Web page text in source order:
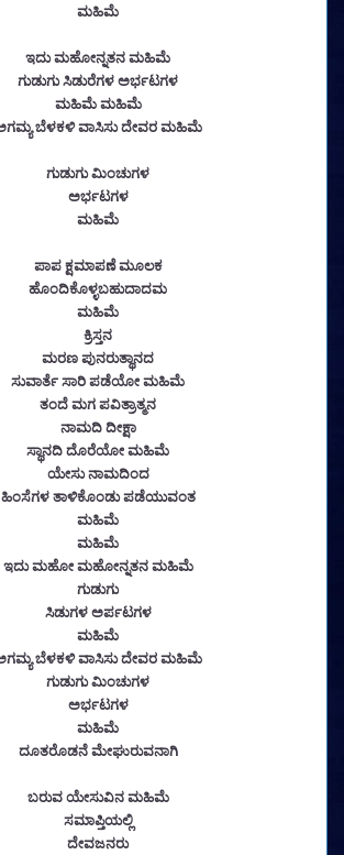
ಮಹಿಮೆ
ಇದು ಮಹೋನ್ನತನ ಮಹಿಮೆ
ಗುಡುಗು ಸಿಡುರೆಗಳ ಅರ್ಭಟಗಳ
ಮಹಿಮೆ ಮಹಿಮೆ
ಬೆಳಕಳಿ ವಾಸಿಸು ದೇವರ ಮಹಿಮೆ
ಗುಡುಗು ಮಿಂಚುಗಳ
ಅರ್ಭಟಗಳ
ಮಹಿಮೆ
ಪಾಪ ಕ್ಷಮಾಪಣೆ ಮೂಲಕ
ಹೊಂದಿಕೊಳ್ಳಬಹುದಾದಮ
ಮಹಿಮೆ
ಕ್ರಿಸ್ತನ
ಮರಣ ಪುನರುತ್ಥಾನದ
ಸುವಾರ್ತೆ ಸಾರಿ ಪಡೆಯೋ ಮಹಿಮೆ
ತಂದೆ ಮಗ ಪವಿತ್ರಾತ್ಮನ
ನಾಮದಿ ದೀಕ್ಷಾ
ಸ್ಥಾನದಿ ದೊರೆಯೋ ಮಹಿಮೆ
ಯೇಸು ನಾಮದಿಂದ
ಹಿಂಸೆಗಳ ತಾಳಿಕೊಂಡು ಪಡೆಯುವಂತ
ಮಹಿಮೆ
ಮಹಿಮೆ
ಇದು ಮಹೋ ಮಹೋನ್ನತನ ಮಹಿಮೆ
ಗುಡುಗು
ಸಿಡುಗಳ ಅರ್ಪಟಗಳ
ಮಹಿಮೆ
ಬೆಳಕಳಿ ವಾಸಿಸು ದೇವರ ಮಹಿಮೆ
ಗುಡುಗು ಮಿಂಚುಗಳ
ಅರ್ಭಟಗಳ
ಮಹಿಮೆ
ದೂತರೊಡನೆ ಮೇಘುರುವನಾಗಿ
ಬರುವ ಯೇಸುವಿನ ಮಹಿಮೆ
ಸಮಾಪ್ತಿಯಲ್ಲಿ
ದೇವಜನರು